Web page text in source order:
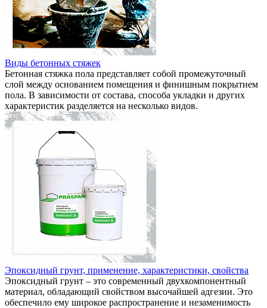
Виды бетонных стяжек
Бетонная стяжка пола представляет собой промежуточный
слой между основанием помещения и финишным покрытием
пола. В зависимости от состава, способа укладки и других
характеристик разделяется на несколько видов.
Эпоксидный грунт, применение, характеристики, свойства
Эпоксидный грунт – это современный двухкомпонентный
материал, обладающий свойством высочайшей адгезии. Это
обеспечило ему широкое распространение и незаменимость